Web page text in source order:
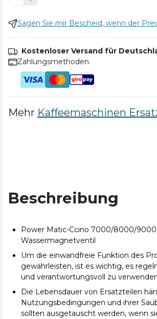
Sagen Sie mir Bescheid, wenn der
Kostenloser Versand für
Zahlungsmethoden.
Mehr Kaffeemaschinen
Beschreibung
Power Matic-Ccino 7000/8000/9000
Wassermagnetventil
Um die einwandfreie Funktion des
gewährleisten, ist es wichtig, es
und verantwortungsvoll zu
Die Lebensdauer von Ersatzteilen
Nutzungsbedingungen und ihrer
sollten ausgetauscht werden, wenn